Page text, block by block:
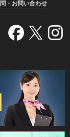
・お問い合わせ